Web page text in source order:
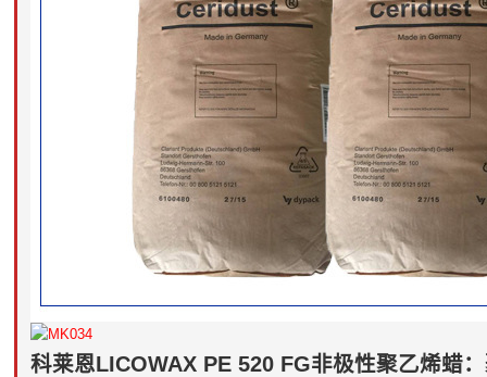
科莱恩LICOWAX PE 520 FG非极性聚乙烯蜡